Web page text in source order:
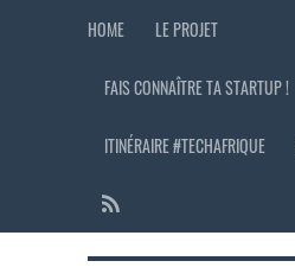
HOME LE PROJET
FAIS CONNAÎTRE TA STARTUP !
ITINÉRAIRE #TECHAFRIQUE